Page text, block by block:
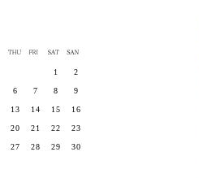
1 2
6 7 8 9
13 14 15 16
20 21 22 23
27 28 29 30